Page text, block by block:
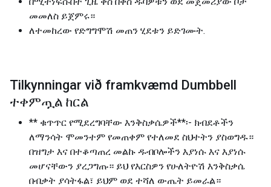
መመለስ ይጀምሩ።
ለተመከረው የድግግሞሽ መጠን ሂደቱን ይድገሙት.
Tilkynningar við framkvæmd Dumbbell
ተቀምጧል ከርል
** ቁጥጥር የሚደረግባቸው እንቅስቃሴዎች**፡- ክብደቶችን
ለማንሳት ሞመንተም የመጠቀም የተለመደ ስህተትን ያስወግዱ።
በዝግታ እና በተቆጣጠረ መልኩ ዱብቦሎችን እያነሱ እና እያነሱ
መሆናቸውን ያረጋግጡ። ይህ የእርስዎን የሁለትዮሽ እንቅስቃሴ
በብቃት ያሳትፋል፣ ይህም ወደ ተሻለ ውጤት ይመራል።